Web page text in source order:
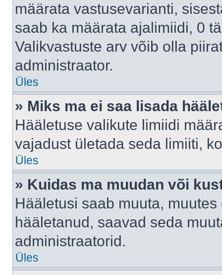
määrata vastusevarianti,
saab ka määrata ajalimiidi, 0
Valikvastuste arv võib olla
administraator.
Üles
» Miks ma ei saa lisada
Hääletuse valikute limiidi
vajadust ületada seda limiiti,
Üles
» Kuidas ma muudan või
Hääletusi saab muuta,
hääletanud, saavad seda
administraatorid.
Üles